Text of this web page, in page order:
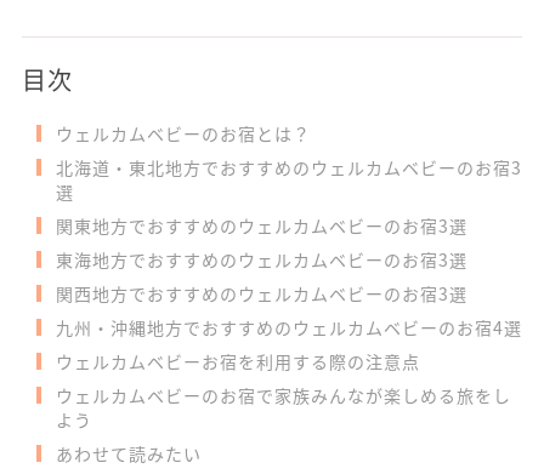
目次
ウェルカムベビーのお宿とは？
北海道・東北地方でおすすめのウェルカムベビーのお宿3
選
関東地方でおすすめのウェルカムベビーのお宿3選
東海地方でおすすめのウェルカムベビーのお宿3選
関西地方でおすすめのウェルカムベビーのお宿3選
九州・沖縄地方でおすすめのウェルカムベビーのお宿4選
ウェルカムベビーお宿を利用する際の注意点
ウェルカムベビーのお宿で家族みんなが楽しめる旅をし
よう
あわせて読みたい